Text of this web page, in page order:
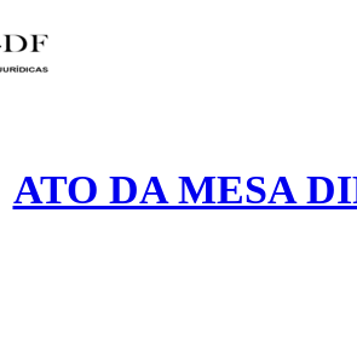
ATO DA MESA